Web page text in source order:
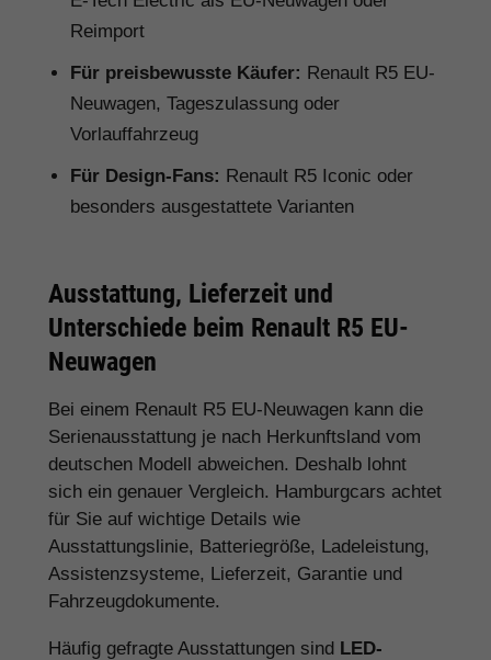
Reimport
Für preisbewusste Käufer: Renault R5 EU-
Neuwagen, Tageszulassung oder
Vorlauffahrzeug
Für Design-Fans: Renault R5 Iconic oder
besonders ausgestattete Varianten
Ausstattung, Lieferzeit und
Unterschiede beim Renault R5 EU-
Neuwagen
Bei einem Renault R5 EU-Neuwagen kann die
Serienausstattung je nach Herkunftsland vom
deutschen Modell abweichen. Deshalb lohnt
sich ein genauer Vergleich. Hamburgcars achtet
für Sie auf wichtige Details wie
Ausstattungslinie, Batteriegröße, Ladeleistung,
Assistenzsysteme, Lieferzeit, Garantie und
Fahrzeugdokumente.
Häufig gefragte Ausstattungen sind LED-